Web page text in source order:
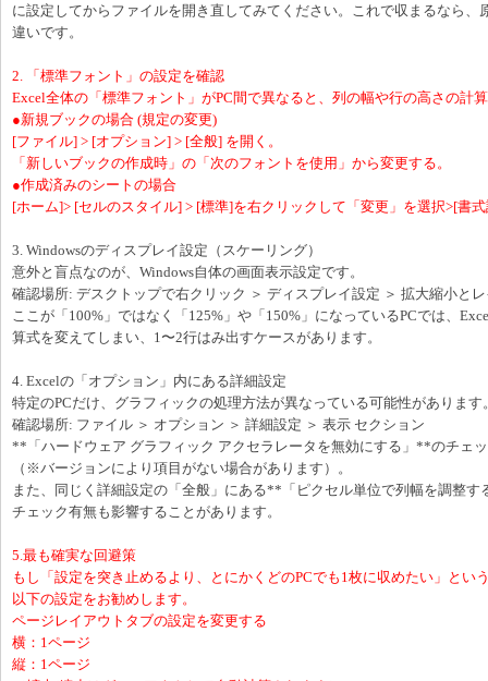
に設定してからファイルを開き直してみてください。これで収まるなら、
違いです。
2. 「標準フォント」の設定を確認
Excel全体の「標準フォント」がPC間で異なると、列の幅や行の高さの計
●新規ブックの場合 (規定の変更)
[ファイル] > [オプション] > [全般] を開く。
「新しいブックの作成時」の「次のフォントを使用」から変更する。
●作成済みのシートの場合
[ホーム]> [セルのスタイル] > [標準]を右クリックして「変更」を選択>[書
3. Windowsのディスプレイ設定（スケーリング）
意外と盲点なのが、Windows自体の画面表示設定です。
確認場所: デスクトップで右クリック ＞ ディスプレイ設定 ＞ 拡大縮小と
ここが「100%」ではなく「125%」や「150%」になっているPCでは、
算式を変えてしまい、1〜2行はみ出すケースがあります。
4. Excelの「オプション」内にある詳細設定
特定のPCだけ、グラフィックの処理方法が異なっている可能性があります
確認場所: ファイル ＞ オプション ＞ 詳細設定 ＞ 表示 セクション
**「ハードウェア グラフィック アクセラレータを無効にする」**のチェ
（※バージョンにより項目がない場合があります）。
また、同じく詳細設定の「全般」にある**「ピクセル単位で列幅を調整
チェック有無も影響することがあります。
5.最も確実な回避策
もし「設定を突き止めるより、とにかくどのPCでも1枚に収めたい」とい
以下の設定をお勧めします。
ページレイアウトタブの設定を変更する
横：1ページ
縦：1ページ